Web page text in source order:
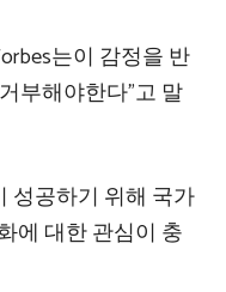
는이 감정을 반
부해야한다”고 말
성공하기 위해 국가
에 대한 관심이 충